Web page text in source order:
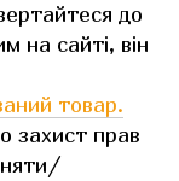
до
на сайті, він
товар.
захист прав